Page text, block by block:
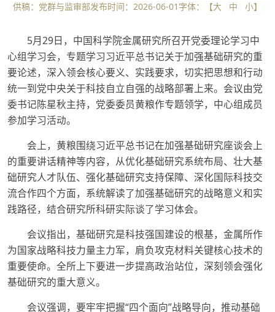
供稿：党群与监审部发布时间：2026-06-01 字体：【大 中 小】
5月29日，中国科学院金属研究所召开党委理论学习中
心组学习会，专题学习习近平总书记关于加强基础研究的重
要论述，深入领会核心要义、实践要求，切实把思想和行动
统一到党中央关于科技自立自强的战略部署上来。会议由党
委书记陈星秋主持，党委委员黄粮作专题领学，中心组成员
参加学习活动。
会上，黄粮围绕习近平总书记在加强基础研究座谈会上
的重要讲话精神等内容，从优化基础研究系统布局、壮大基
础研究人才队伍、强化基础研究支持保障、深化国际科技交
流合作四个方面，系统解读了加强基础研究的战略意义和实
践路径，结合研究所科研实际谈了学习体会。
会议指出，基础研究是科技强国建设的根基，金属所作
为国家战略科技力量主力军，肩负攻克材料关键核心技术的
重要使命。全所上下要进一步提高政治站位，深刻领会强化
基础研究的重大意义。
会议强调，要牢牢把握“四个面向”战略导向，推动基础